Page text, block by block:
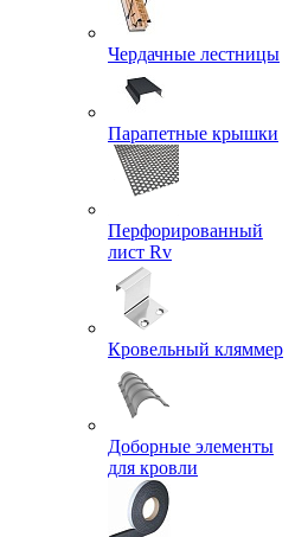
Чердачные лестницы
Парапетные крышки
Перфорированный
лист Rv
Кровельный кляммер
Доборные элементы
для кровли